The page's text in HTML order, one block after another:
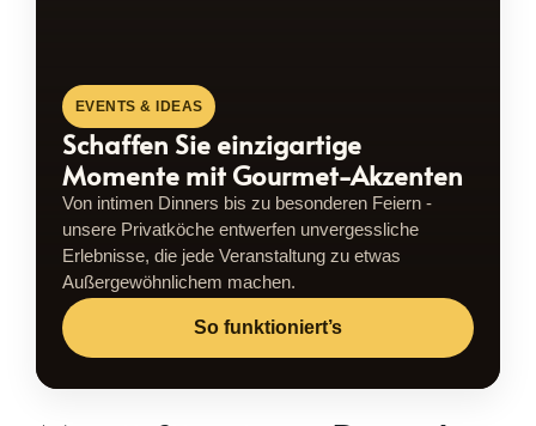
EVENTS & IDEAS
Schaffen Sie einzigartige
Momente mit Gourmet-Akzenten
Von intimen Dinners bis zu besonderen Feiern -
unsere Privatköche entwerfen unvergessliche
Erlebnisse, die jede Veranstaltung zu etwas
Außergewöhnlichem machen.
So funktioniert’s